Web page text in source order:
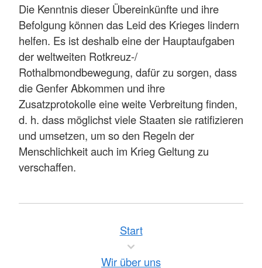
Die Kenntnis dieser Übereinkünfte und ihre
Befolgung können das Leid des Krieges lindern
helfen. Es ist deshalb eine der Hauptaufgaben
der weltweiten Rotkreuz-/
Rothalbmondbewegung, dafür zu sorgen, dass
die Genfer Abkommen und ihre
Zusatzprotokolle eine weite Verbreitung finden,
d. h. dass möglichst viele Staaten sie ratifizieren
und umsetzen, um so den Regeln der
Menschlichkeit auch im Krieg Geltung zu
verschaffen.
Start
Wir über uns